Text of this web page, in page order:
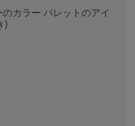
カラー パレットのアイ
)